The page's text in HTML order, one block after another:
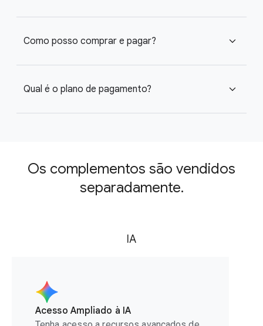
Como posso comprar e pagar? expand_more
Qual é o plano de pagamento? expand_more
Os complementos são vendidos
separadamente.
IA
Acesso Ampliado à IA